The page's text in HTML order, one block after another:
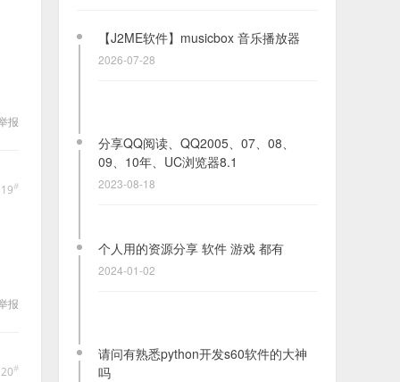
【J2ME软件】musicbox 音乐播放器
2026-07-28
分享QQ阅读、QQ2005、07、08、
09、10年、UC浏览器8.1
2023-08-18
个人用的资源分享 软件 游戏 都有
2024-01-02
请问有熟悉python开发s60软件的大神
吗
报
19#
报
20#